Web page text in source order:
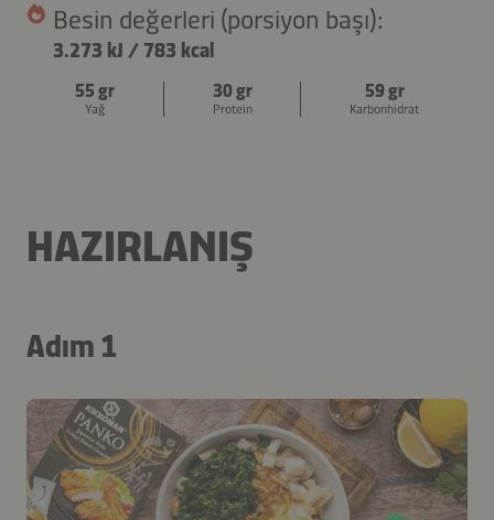
Besin değerleri (porsiyon başı):
3.273 kJ / 783 kcal
55 gr
Yağ
30 gr
Protein
59 gr
Karbonhidrat
HAZIRLANIŞ
Adım 1